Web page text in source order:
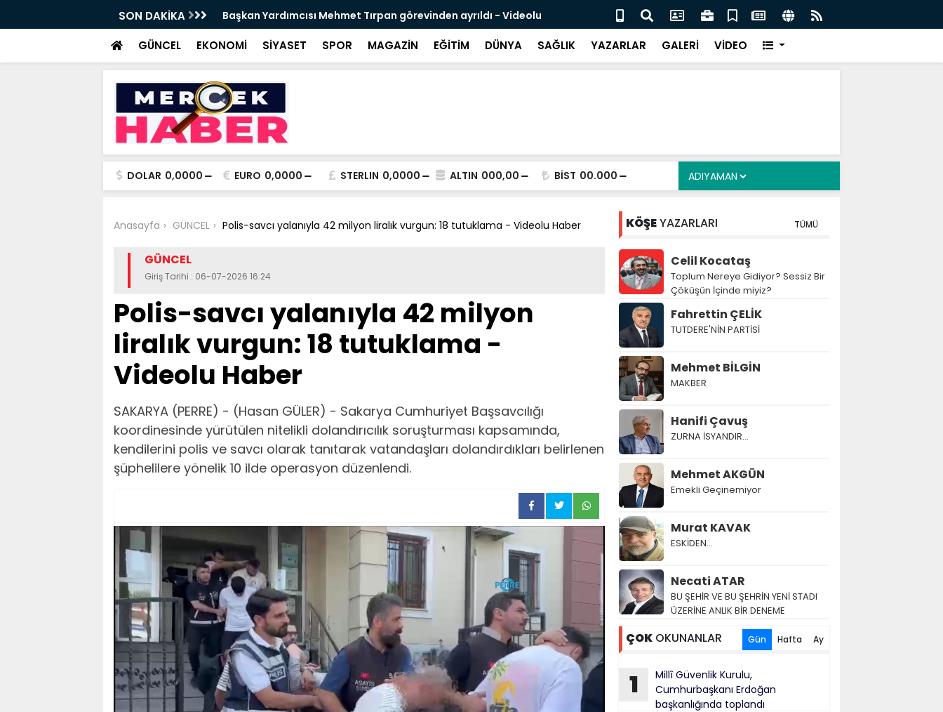
SON DAKİKA
Tırpan görevinden ayrıldı - Videolu Cevdet Yılmaz: Nitelikli İnsan Kaynağı İçin Milli Yetkinlik Hamlesi
TBMM’de Çocuklara Yönelik Düzenleme Teklifi Görüşmeleri
Tamamlandı
GÜNCEL EKONOMİ SİYASET SPOR MAGAZİN EĞİTİM DÜNYA SAĞLIK YAZARLAR GALERİ VİDEO
DOLAR 0,0000 EURO 0,0000 STERLIN 0,0000 ALTIN 000,00 BİST 00.000
Anasayfa GÜNCEL Polis-savcı yalanıyla 42 milyon liralık vurgun: 18 tutuklama - Videolu Haber
GÜNCEL
Giriş Tarihi : 06-07-2026 16:24
Polis-savcı yalanıyla 42 milyon
liralık vurgun: 18 tutuklama -
Videolu Haber
SAKARYA (PERRE) - (Hasan GÜLER) - Sakarya Cumhuriyet Başsavcılığı
koordinesinde yürütülen nitelikli dolandırıcılık soruşturması kapsamında,
kendilerini polis ve savcı olarak tanıtarak vatandaşları dolandırdıkları belirlenen
şüphelilere yönelik 10 ilde operasyon düzenlendi.
KÖŞEYAZARLARI TÜMÜ
Celil Kocataş
Toplum Nereye Gidiyor? Sessiz Bir
Çöküşün İçinde miyiz?
Fahrettin ÇELİK
TUTDERE'NİN PARTİSİ
Mehmet BİLGİN
MAKBER
Hanifi Çavuş
ZURNA İSYANDIR...
Mehmet AKGÜN
Emekli Geçinemiyor
Murat KAVAK
ESKİDEN...
Necati ATAR
BU ŞEHİR VE BU ŞEHRİN YENİ STADI
ÜZERİNE ANLIK BİR DENEME
ÇOK OKUNANLAR Gün Hafta Ay
1
Millî Güvenlik Kurulu,
Cumhurbaşkanı Erdoğan
başkanlığında toplandı